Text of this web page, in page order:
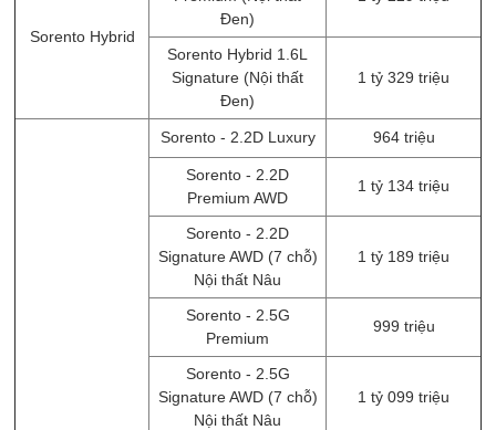
Sorento Hybrid
Đen)
Sorento Hybrid 1.6L
Signature (Nội thất
Đen)
1 tỷ 329 triệu
Sorento - 2.2D Luxury 964 triệu
Sorento - 2.2D
Premium AWD
1 tỷ 134 triệu
Sorento - 2.2D
Signature AWD (7 chỗ)
Nội thất Nâu
1 tỷ 189 triệu
Sorento - 2.5G
Premium
999 triệu
Sorento - 2.5G
Signature AWD (7 chỗ)
Nội thất Nâu
1 tỷ 099 triệu